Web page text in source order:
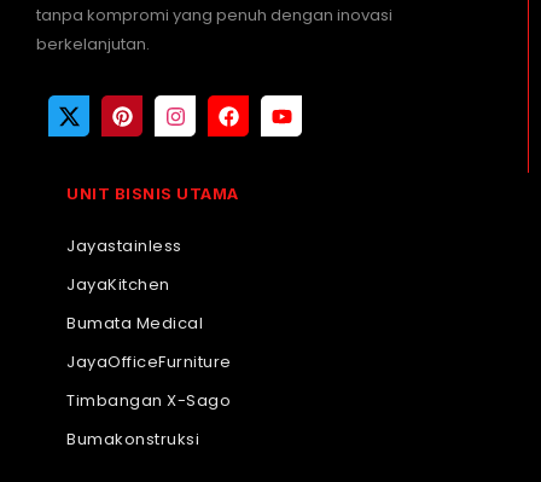
tanpa kompromi yang penuh dengan inovasi
berkelanjutan.
UNIT BISNIS UTAMA
Jayastainless
JayaKitchen
Bumata Medical
JayaOfficeFurniture
Timbangan X-Sago
Bumakonstruksi